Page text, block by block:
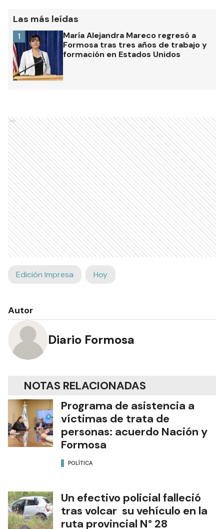
Las más leídas
María Alejandra Mareco regresó a
Formosa tras tres años de trabajo y
formación en Estados Unidos
1
Ads
Edición Impresa Hoy
Autor
Diario Formosa
NOTAS RELACIONADAS
Programa de asistencia a
víctimas de trata de
personas: acuerdo Nación y
Formosa
POLÍTICA
Un efectivo policial falleció
tras volcar su vehículo en la
ruta provincial N° 28